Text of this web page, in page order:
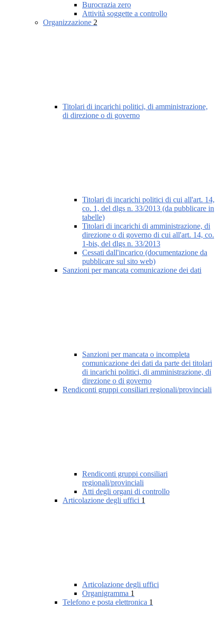
Burocrazia zero
Attività soggette a controllo
Organizzazione 2
Titolari di incarichi politici, di amministrazione,
di direzione o di governo
Titolari di incarichi politici di cui all'art. 14,
co. 1, del dlgs n. 33/2013 (da pubblicare in
tabelle)
Titolari di incarichi di amministrazione, di
direzione o di governo di cui all'art. 14, co.
1-bis, del dlgs n. 33/2013
Cessati dall'incarico (documentazione da
pubblicare sul sito web)
Sanzioni per mancata comunicazione dei dati
Sanzioni per mancata o incompleta
comunicazione dei dati da parte dei titolari
di incarichi politici, di amministrazione, di
direzione o di governo
Rendiconti gruppi consiliari regionali/provinciali
Rendiconti gruppi consiliari
regionali/provinciali
Atti degli organi di controllo
Articolazione degli uffici 1
Articolazione degli uffici
Organigramma 1
Telefono e posta elettronica 1